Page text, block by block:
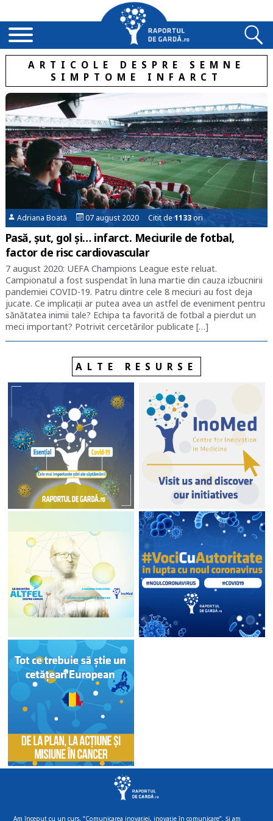
ARTICOLE DESPRE SEMNE
SIMPTOME INFARCT
Adriana Boată 07 august 2020 Citit de1133ori
Pasă, șut, gol și… infarct. Meciurile de fotbal,
factor de risc cardiovascular
7 august 2020: UEFA Champions League este reluat.
Campionatul a fost suspendat în luna martie din cauza izbucnirii
pandemiei COVID-19. Patru dintre cele 8 meciuri au fost deja
jucate. Ce implicații ar putea avea un astfel de eveniment pentru
sănătatea inimii tale? Echipa ta favorită de fotbal a pierdut un
meci important? Potrivit cercetărilor publicate […]
ALTE RESURSE
Am început cu un curs, “Comunicarea inovației, inovație în comunicare”. Și am